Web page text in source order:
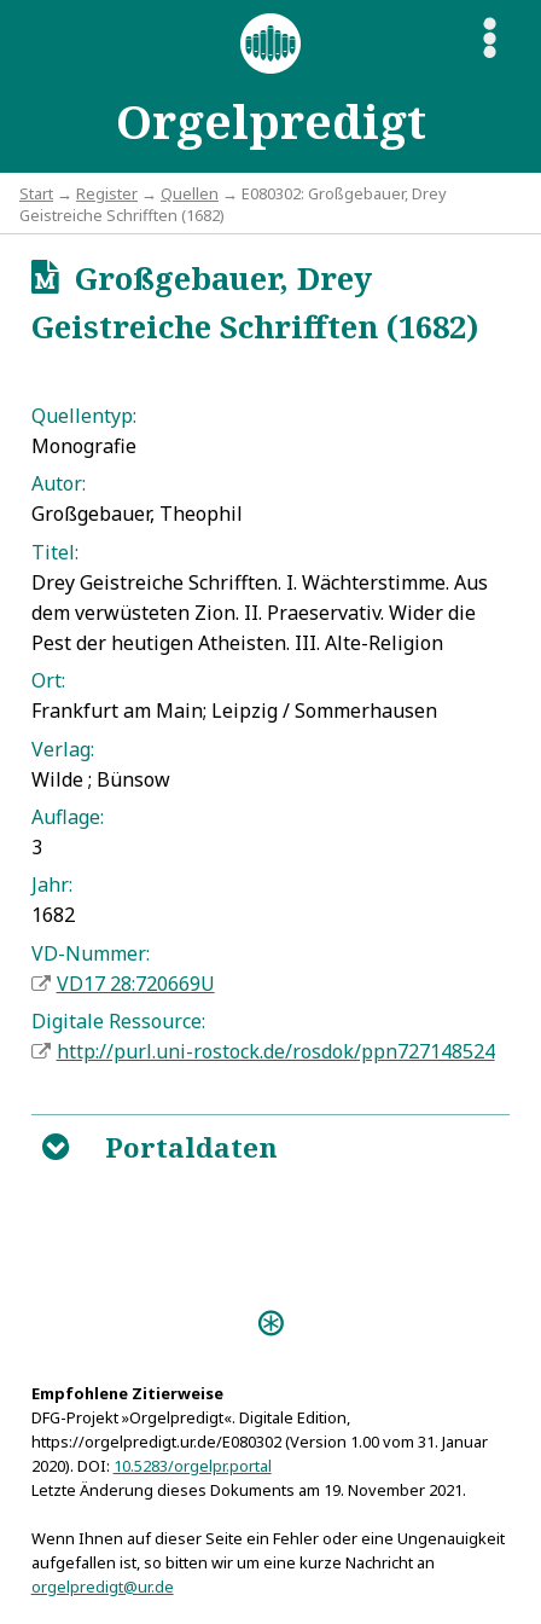
Orgelpredigt
S
Start → Register → Quellen → E080302: Großgebauer, Drey
Geistreiche Schrifften (1682)
uGroßgebauer, Drey
Geistreiche Schrifften (1682)
Quellentyp:
Monografie
Autor:
Großgebauer, Theophil
Titel:
Drey Geistreiche Schrifften. I. Wächterstimme. Aus
dem verwüsteten Zion. II. Praeservativ. Wider die
Pest der heutigen Atheisten. III. Alte-Religion
Ort:
Frankfurt am Main; Leipzig / Sommerhausen
Verlag:
Wilde ; Bünsow
Auflage:
3
Jahr:
1682
VD-Nummer:
VD17 28:720669U
Digitale Ressource:
http://purl.uni-rostock.de/rosdok/ppn727148524
B Portaldaten
Organo-Praxis Mystica (Görlitz 1689)
1739)
Den rechtmäßigen
Gebrauch der Music (Königsberg 1747)
Hymnosophia sacra (Billwerder
Die edle und wohlgeordnete Music
der Gläubigen (Halle 1727)
Empfohlene Zitierweise
DFG-Projekt »Orgelpredigt«. Digitale Edition,
https://orgelpredigt.ur.de/E080302 (Version 1.00 vom 31. Januar
2020). DOI: 10.5283/orgelpr.portal
Letzte Änderung dieses Dokuments am 19. November 2021.
Wenn Ihnen auf dieser Seite ein Fehler oder eine Ungenauigkeit
aufgefallen ist, so bitten wir um eine kurze Nachricht an
orgelpredigt@ur.de